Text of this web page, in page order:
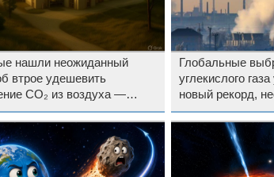
нашли неожиданный
втрое удешевить
CO₂ из воздуха —
терминалы СПГ и уголь
Глобальные
углекислого
новый рекорд,
усилия и